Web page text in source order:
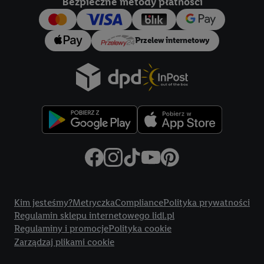
Przelew internetowy
Kim jesteśmy?MetryczkaCompliancePolityka prywatności
Regulamin sklepu internetowego lidl.pl
Regulaminy i promocjePolityka cookie
Zarządzaj plikami cookie
konkretnych treści.
Jeśli użytkownik wyrazi zgodę w tym miejscu, a następnie
utworzy konto Lidl Plus lub zaloguje się na istniejące konto
Lidl Plus, możemy również użyć podanego tam adresu e-mail
jako współadministratorzy - wspólnie z jednym z wyżej
wymienionych partnerów w celu utworzenia specjalnego
identyfikatora internetowego (tzw. EUID), który możemy
następnie wykorzystać w podobny sposób jak poniżej opisany
identyfikator Utiq SA/NV ("Utiq"), aby rozpoznać użytkownika
w usługach świadczonych przez podmioty trzecie i wyświetlać
mu spersonalizowane reklamy. W tym celu my i jeden z innych
w postaci zahashowanej.
Użytkownik upoważnia również firmę Utiq oraz operatora
siecitelekomunikacyjnejdo korzystania z technologii Utiq w